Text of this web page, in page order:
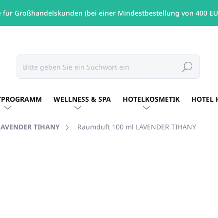
für Großhandelskunden (bei einer Mindestbestellung von 400
Suchen
WELLNESS & SPA HOTELKOSMETIK HOTEL
TIHANY Raumduft 100 ml LAVENDER TIHANY